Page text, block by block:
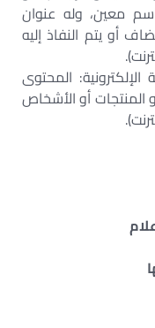
معين، وله عنوان
أو يتم النفاذ إليه
الإلكترونية: المحتوى
المنتجات أو الأشخاص